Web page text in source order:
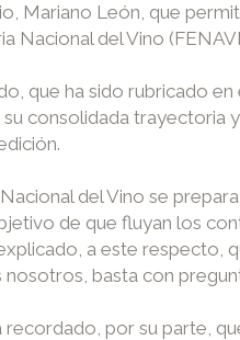
Mariano León, que
Nacional del Vino
que ha sido rubricado
consolidada trayectoria
Nacional del Vino se
de que fluyan los
a este respecto,
nosotros, basta con
recordado, por su parte,